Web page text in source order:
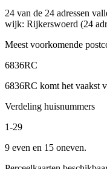
24 van de 24 adressen
wijk: Rijkerswoerd (24
Meest voorkomende
6836RC
6836RC komt het vaakst
Verdeling huisnummers
1-29
9 even en 15 oneven.